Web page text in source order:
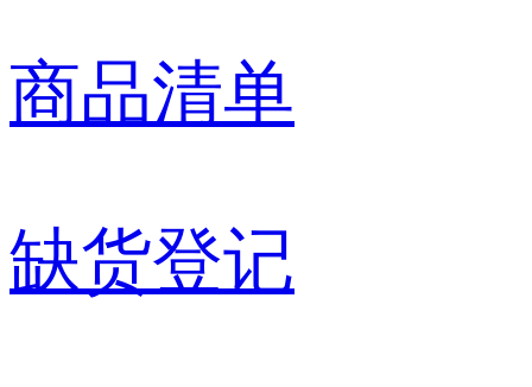
商品清单
缺货登记